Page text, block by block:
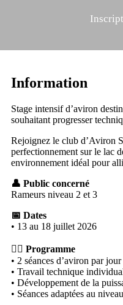
Information
Stage intensif d’aviron
souhaitant progresser
Rejoignez le club d’Aviron
perfectionnement sur le lac
environnement idéal pour
👤 Public concerné
Rameurs niveau 2 et 3
📅 Dates
• 13 au 18 juillet 2026
🏋️‍♂️ Programme
• 2 séances d’aviron par jour
• Travail technique
• Développement de la
• Séances adaptées au